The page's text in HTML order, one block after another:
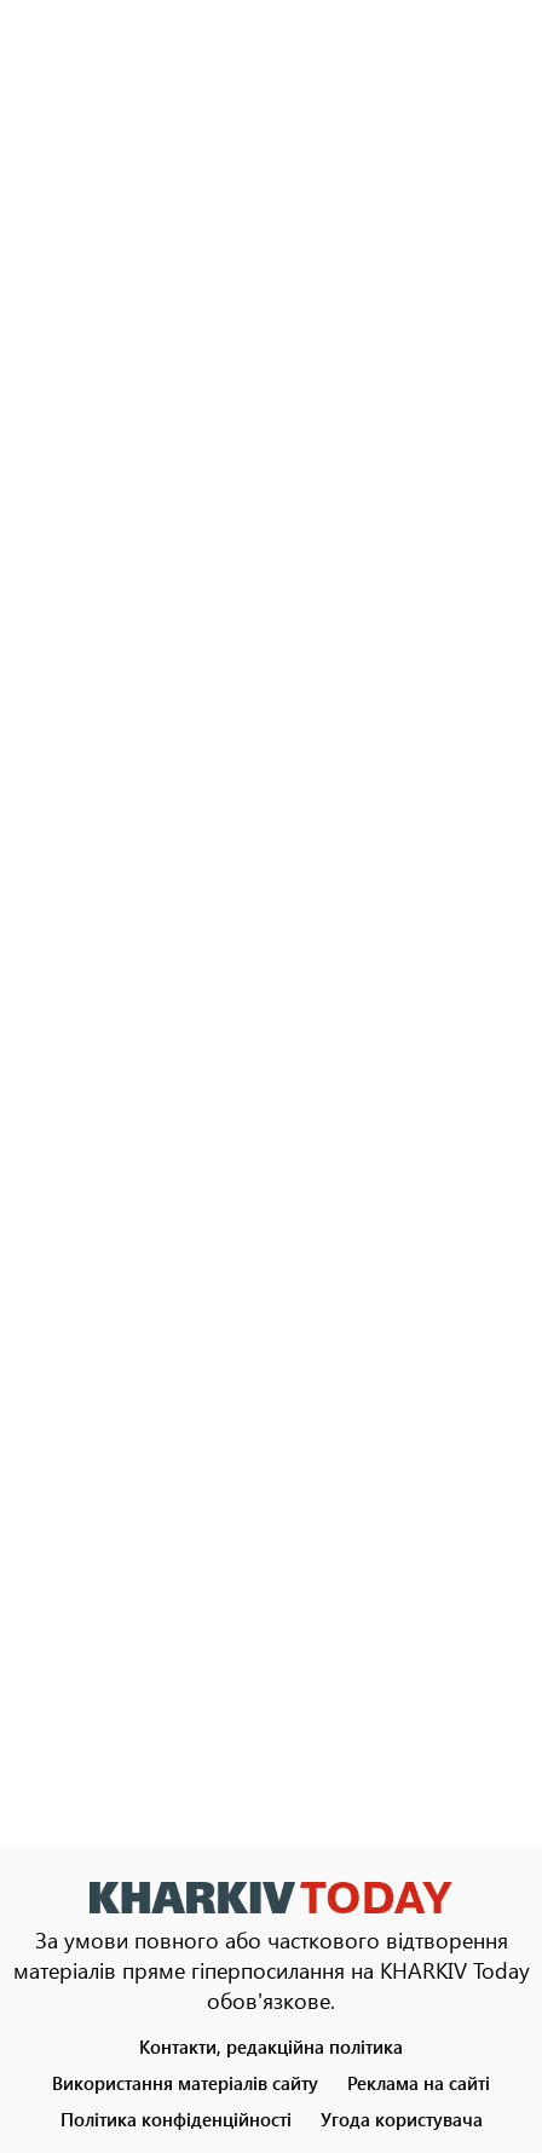
За умови повного або часткового відтворення
матеріалів пряме гіперпосилання на KHARKIV Today
обов'язкове.
menu
Контакти, редакційна політика
Використання матеріалів сайту
Реклама на сайті
Політика конфіденційності
Угода користувача